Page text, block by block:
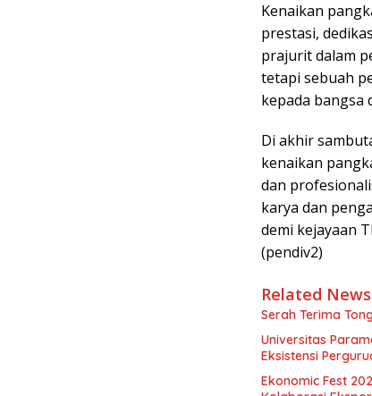
Kenaikan
prestasi,
prajurit dalam
tetapi sebuah
kepada bangsa
Di akhir
kenaikan
dan
karya dan
demi kejayaan
(pendiv2)
Related News
Serah Terima
Universitas
Eksistensi
Ekonomic Fest